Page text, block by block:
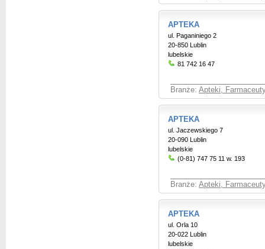
APTEKA
ul. Paganiniego 2
20-850 Lublin
lubelskie
81 742 16 47
Branże: Apteki,
APTEKA
ul. Jaczewskiego 7
20-090 Lublin
lubelskie
(0-81) 747 75 11 w. 193
Branże: Apteki,
APTEKA
ul. Orla 10
20-022 Lublin
lubelskie